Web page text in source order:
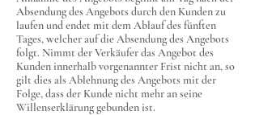
Absendung des Angebots durch den Kunden zu
laufen und endet mit dem Ablauf des fünften
Tages, welcher auf die Absendung des Angebots
folgt. Nimmt der Verkäufer das Angebot des
Kunden innerhalb vorgenannter Frist nicht an, so
gilt dies als Ablehnung des Angebots mit der
Folge, dass der Kunde nicht mehr an seine
Willenserklärung gebunden ist.